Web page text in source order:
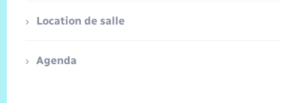
Location de salle
Agenda